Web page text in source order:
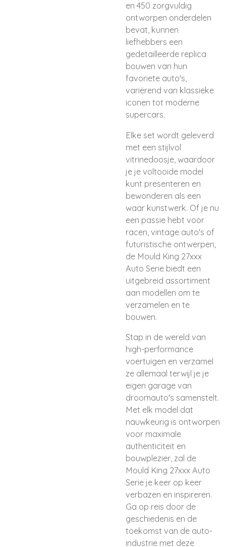
en 450 zorgvuldig
ontworpen onderdelen
bevat, kunnen
liefhebbers een
gedetailleerde replica
bouwen van hun
favoriete auto's,
variërend van klassieke
iconen tot moderne
supercars.
Elke set wordt geleverd
met een stijlvol
vitrinedoosje, waardoor
je je voltooide model
kunt presenteren en
bewonderen als een
waar kunstwerk. Of je nu
een passie hebt voor
racen, vintage auto's of
futuristische ontwerpen,
de Mould King 27xxx
Auto Serie biedt een
uitgebreid assortiment
aan modellen om te
verzamelen en te
bouwen.
Stap in de wereld van
high-performance
voertuigen en verzamel
ze allemaal terwijl je je
eigen garage van
droomauto's samenstelt.
Met elk model dat
nauwkeurig is ontworpen
voor maximale
authenticiteit en
bouwplezier, zal de
Mould King 27xxx Auto
Serie je keer op keer
verbazen en inspireren.
Ga op reis door de
geschiedenis en de
toekomst van de auto-
industrie met deze